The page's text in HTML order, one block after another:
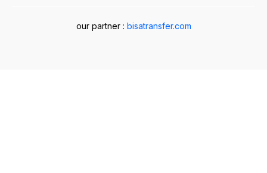
our partner : bisatransfer.com